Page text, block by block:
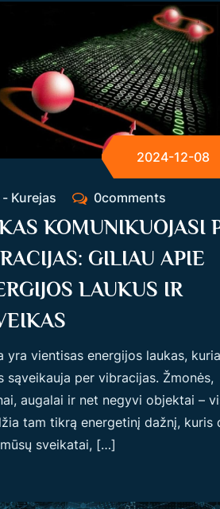
2024-12-08
- Kurejas 0comments
KOMUNIKUOJASI
GILIAU APIE
LAUKUS IR
yra vientisas energijos laukas,
sąveikauja per vibracijas. Žmonės,
augalai ir net negyvi objektai –
tam tikrą energetinį dažnį, kuris
sveikatai, […]